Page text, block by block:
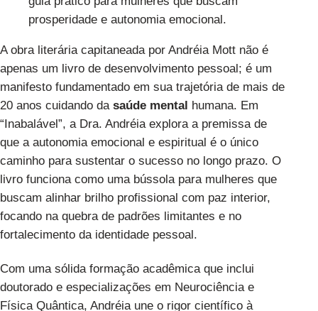
prosperidade e autonomia emocional.
A obra literária capitaneada por Andréia Mott não é
apenas um livro de desenvolvimento pessoal; é um
manifesto fundamentado em sua trajetória de mais de
20 anos cuidando da saúde mental humana. Em
“Inabalável”, a Dra. Andréia explora a premissa de
que a autonomia emocional e espiritual é o único
caminho para sustentar o sucesso no longo prazo. O
livro funciona como uma bússola para mulheres que
buscam alinhar brilho profissional com paz interior,
focando na quebra de padrões limitantes e no
fortalecimento da identidade pessoal.
Com uma sólida formação acadêmica que inclui
doutorado e especializações em Neurociência e
Física Quântica, Andréia une o rigor científico à